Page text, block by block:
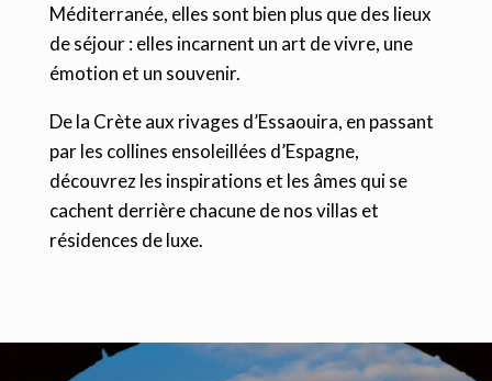
Méditerranée, elles sont bien plus que des lieux
de séjour : elles incarnent un art de vivre, une
émotion et un souvenir.
De la Crète aux rivages d’Essaouira, en passant
par les collines ensoleillées d’Espagne,
découvrez les inspirations et les âmes qui se
cachent derrière chacune de nos villas et
résidences de luxe.